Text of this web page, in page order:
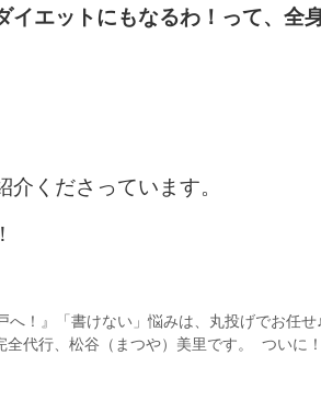
イエットにもなるわ！って、全
くださっています。
へ！』
「書けない」悩みは、丸投げでお任
代行、松谷（まつや）美里です。 ついに